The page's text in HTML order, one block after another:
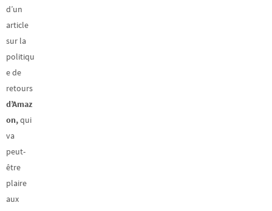
d’un
article
sur la
politiqu
e de
retours
d’Amaz
on,qui
va
peut-
être
plaire
aux